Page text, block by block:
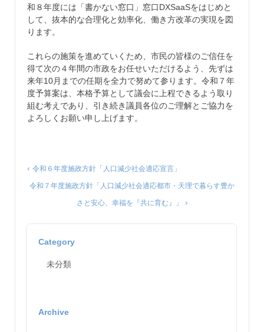
和８年度には「書かない窓口」窓口DXSaaSをはじめと
して、抜本的な合理化と効率化、働き方改革の実現を図
ります。
これらの施策を進めていくため、市民の皆様のご信任を
得て次の４年間の市政をお任せいただけるよう、先ずは
来年10月までの任期を全力で努めて参ります。令和７年
度予算案は、本格予算として議会に上程できるよう取り
組む考えであり、引き続き議員各位のご理解とご協力を
よろしくお願い申し上げます。
‹ 令和６年度施政方針「人口減少社会適応宣言」
令和７年度施政方針「人口減少社会適応都市・天理で暮らす豊か
さと安心、幸福を『共に育む』」 ›
Category
未分類
Archive